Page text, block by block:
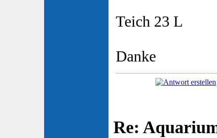
Teich 23 L
Danke
Re: